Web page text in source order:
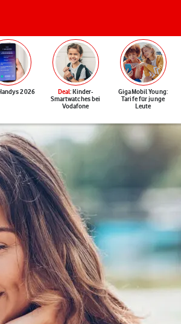
2026 Deal: Kinder-
Smartwatches bei
Vodafone
GigaMobil Young:
Tarife für junge
Leute